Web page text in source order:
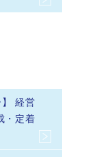
】 経営
・定着